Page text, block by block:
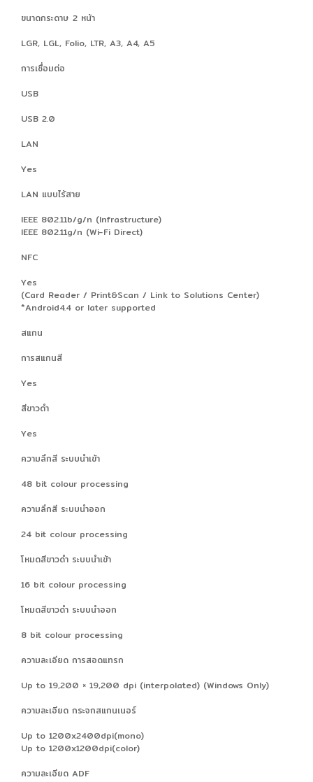
ขนาดกระดาษ 2 หน้า
LGR, LGL, Folio, LTR, A3, A4, A5
การเชื่อมต่อ
USB
USB 2.0
LAN
Yes
LAN แบบไร้สาย
IEEE 802.11b/g/n (Infrastructure)
IEEE 802.11g/n (Wi-Fi Direct)
NFC
Yes
(Card Reader / Print&Scan / Link to Solutions Center)
*Android4.4 or later supported
สแกน
การสแกนสี
Yes
สีขาวดำ
Yes
ความลึกสี ระบบนำเข้า
48 bit colour processing
ความลึกสี ระบบนำออก
24 bit colour processing
โหมดสีขาวดำ ระบบนำเข้า
16 bit colour processing
โหมดสีขาวดำ ระบบนำออก
8 bit colour processing
ความละเอียด การสอดแทรก
Up to 19,200 × 19,200 dpi (interpolated) (Windows Only)
ความละเอียด กระจกสแกนเนอร์
Up to 1200x2400dpi(mono)
Up to 1200x1200dpi(color)
ความละเอียด ADF